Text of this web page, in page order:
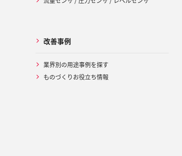
改善事例
業界別の用途事例を探す
ものづくりお役立ち情報